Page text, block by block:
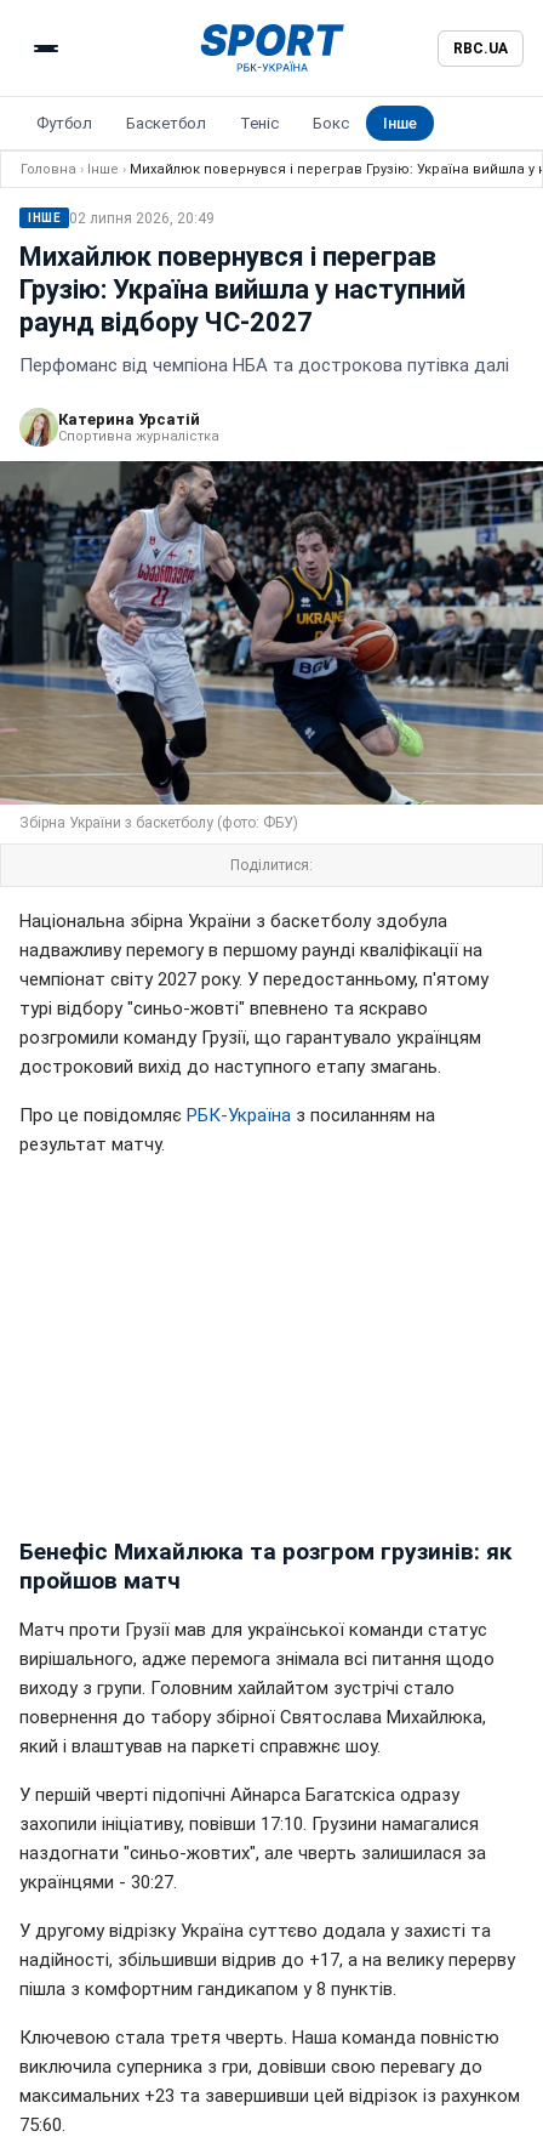
RBC.UA
Футбол Баскетбол Теніс Бокс Інше
Головна › Інше › Михайлюк повернувся і переграв Грузію: Україна вийшла у
ІНШЕ 02 липня 2026, 20:49
Михайлюк повернувся і переграв
Грузію: Україна вийшла у наступний
раунд відбору ЧС-2027
Перфоманс від чемпіона НБА та дострокова путівка далі
Катерина Урсатій
Спортивна журналістка
Збірна України з баскетболу (фото: ФБУ)
Поділитися:
Національна збірна України з баскетболу здобула
надважливу перемогу в першому раунді кваліфікації на
чемпіонат світу 2027 року. У передостанньому, п'ятому
турі відбору "синьо-жовті" впевнено та яскраво
розгромили команду Грузії, що гарантувало українцям
достроковий вихід до наступного етапу змагань.
Про це повідомляє РБК-Україна з посиланням на
результат матчу.
Бенефіс Михайлюка та розгром грузинів: як
пройшов матч
Матч проти Грузії мав для української команди статус
вирішального, адже перемога знімала всі питання щодо
виходу з групи. Головним хайлайтом зустрічі стало
повернення до табору збірної Святослава Михайлюка,
який і влаштував на паркеті справжнє шоу.
У першій чверті підопічні Айнарса Багатскіса одразу
захопили ініціативу, повівши 17:10. Грузини намагалися
наздогнати "синьо-жовтих", але чверть залишилася за
українцями - 30:27.
У другому відрізку Україна суттєво додала у захисті та
надійності, збільшивши відрив до +17, а на велику перерву
пішла з комфортним гандикапом у 8 пунктів.
Ключевою стала третя чверть. Наша команда повністю
виключила суперника з гри, довівши свою перевагу до
максимальних +23 та завершивши цей відрізок із рахунком
75:60.